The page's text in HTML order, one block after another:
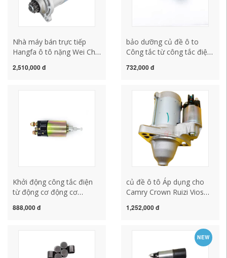
Nhà máy bán trực tiếp
Hangfa ô tô nặng Wei Chai
6135-Conominus 6CT
2,510,000 đ
bảo dưỡng củ đề ô to
Công tắc từ công tắc điện
12V24V hút MADA 1516
xe ô tô cấu tạo củ đề xe ô
732,000 đ
Khởi động công tắc điện
từ động cơ động cơ
QDJ2766 với Haowo
888,000 đ
củ đề ô tô Áp dụng cho
Camry Crown Ruizi Vios
Jiamei Khởi động động cơ
động cơ động cơ động cơ
động cơ cấu tạo củ đề ô
to cấu tạo củ đề ô tô
1,252,000 đ
NEW